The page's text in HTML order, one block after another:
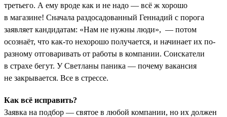
третьего. А ему вроде как и не надо — всё ж хорошо
в магазине! Сначала раздосадованный Геннадий с порога
заявляет кандидатам: «Нам не нужны люди», — потом
осознаёт, что как-то нехорошо получается, и начинает их по-
разному отговаривать от работы в компании. Соискатели
в страхе бегут. У Светланы паника — почему вакансия
не закрывается. Все в стрессе.
Как всё исправить?
Заявка на подбор — святое в любой компании, но их должен